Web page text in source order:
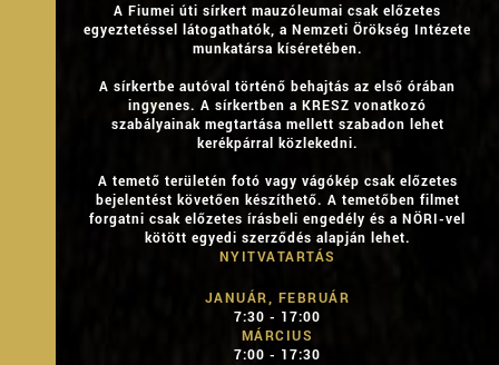
A Fiumei úti sírkert mauzóleumai csak előzetes
egyeztetéssel látogathatók, a Nemzeti Örökség Intézete
munkatársa kíséretében.
A sírkertbe autóval történő behajtás az első órában
ingyenes. A sírkertben a KRESZ vonatkozó
szabályainak megtartása mellett szabadon lehet
kerékpárral közlekedni.
A temető területén fotó vagy vágókép csak előzetes
bejelentést követően készíthető. A temetőben filmet
forgatni csak előzetes írásbeli engedély és a NÖRI-vel
kötött egyedi szerződés alapján lehet.
NYITVATARTÁS
JANUÁR, FEBRUÁR
7:30 - 17:00
MÁRCIUS
7:00 - 17:30